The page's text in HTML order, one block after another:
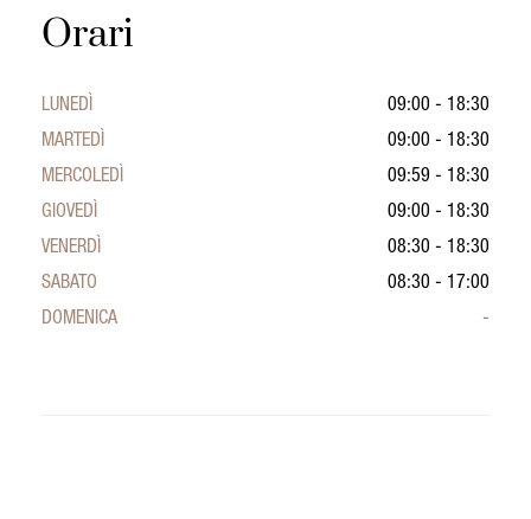
Orari
LUNEDÌ
09:00 - 18:30
MARTEDÌ
09:00 - 18:30
MERCOLEDÌ
09:59 - 18:30
GIOVEDÌ
09:00 - 18:30
VENERDÌ
08:30 - 18:30
SABATO
08:30 - 17:00
DOMENICA
-